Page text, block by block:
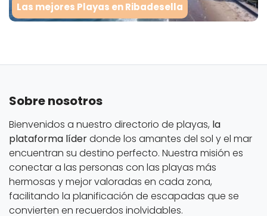
Las mejores Playas en Ribadesella
Sobre nosotros
Bienvenidos a nuestro directorio de playas, la
plataforma líderdonde los amantes del sol y el mar
encuentran su destino perfecto. Nuestra misión es
conectar a las personas con las playas más
hermosas y mejor valoradas en cada zona,
facilitando la planificación de escapadas que se
convierten en recuerdos inolvidables.